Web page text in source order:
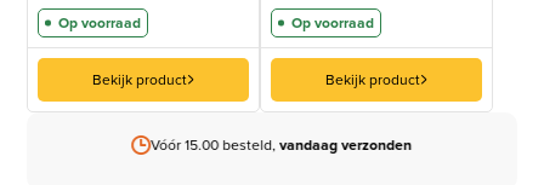
Op voorraad
Bekijk product
Op voorraad
Bekijk product
Vóór 15.00 besteld,vandaag verzonden